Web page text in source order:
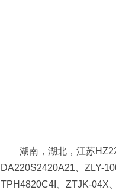
湖南，湖北，江苏
DA220S2420A21、ZLY-
TPH4820C4I、ZTJK-04X